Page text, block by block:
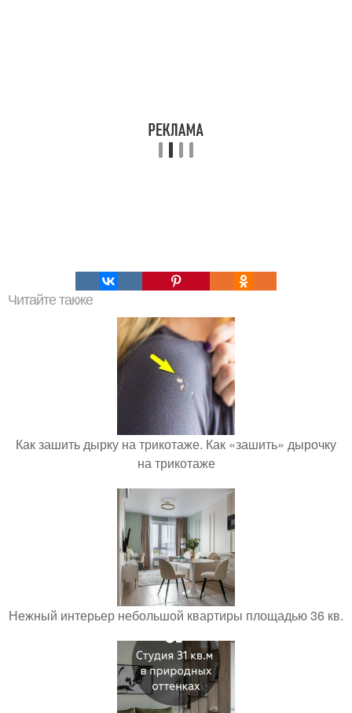
Читайте также
Как зашить дырку на трикотаже. Как «зашить» дырочку
на трикотаже
Нежный интерьер небольшой квартиры площадью 36 кв.